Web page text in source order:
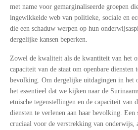
met name voor gemarginaliseerde groepen
ingewikkelde web van politieke, sociale en
die een schaduw werpen op hun
dergelijke kansen beperken.
Zowel de kwaliteit als de kwantiteit van het
capaciteit van de staat om openbare diensten
bevolking. Om dergelijke uitdagingen in het
het essentieel dat we kijken naar de
etnische tegenstellingen en de capaciteit van
diensten te verlenen aan haar bevolking. Een
cruciaal voor de verstrekking van onderwijs,